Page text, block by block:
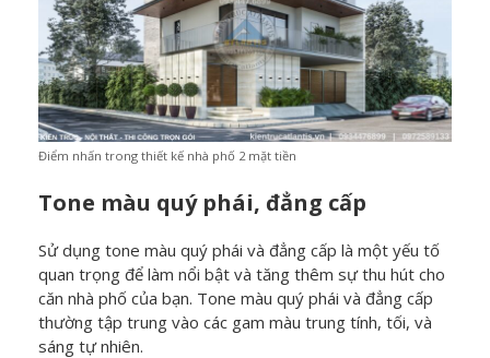
Điểm nhấn trong thiết kế nhà phố 2 mặt tiền
Tone màu quý phái, đẳng cấp
Sử dụng tone màu quý phái và đẳng cấp là một yếu tố
quan trọng để làm nổi bật và tăng thêm sự thu hút cho
căn nhà phố của bạn. Tone màu quý phái và đẳng cấp
thường tập trung vào các gam màu trung tính, tối, và
sáng tự nhiên.